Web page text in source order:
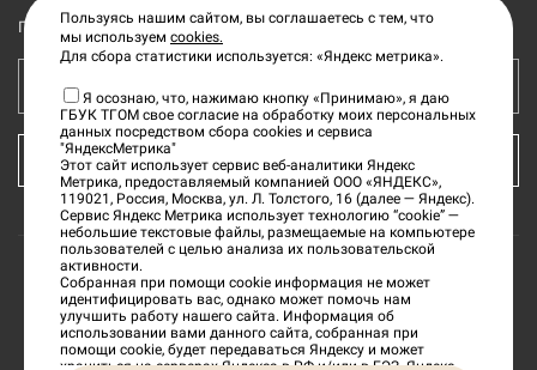
Подпишитесь на рассылку новостей
Ваш e-mail адрес
КУПИТЬ БИЛЕТ
2026«Тверской государственный объединенный
музей»
Пользуясь нашим сайтом, вы соглашаетесь с тем, что
мы используем cookies.
Для сбора статистики используется: «Яндекс метрика».
Я осознаю, что, нажимаю кнопку «Принимаю», я даю
ГБУК ТГОМ свое согласие на обработку моих персональных
данных посредством сбора cookies и сервиса
"ЯндексМетрика"
Этот сайт использует сервис веб-аналитики Яндекс
Метрика, предоставляемый компанией ООО «ЯНДЕКС»,
119021, Россия, Москва, ул. Л. Толстого, 16 (далее — Яндекс).
Сервис Яндекс Метрика использует технологию “cookie” —
небольшие текстовые файлы, размещаемые на компьютере
пользователей с целью анализа их пользовательской
активности.
Собранная при помощи cookie информация не может
идентифицировать вас, однако может помочь нам
улучшить работу нашего сайта. Информация об
использовании вами данного сайта, собранная при
помощи cookie, будет передаваться Яндексу и может
храниться на серверах Яндекса в РФ и/или в ЕЭЗ. Яндекс